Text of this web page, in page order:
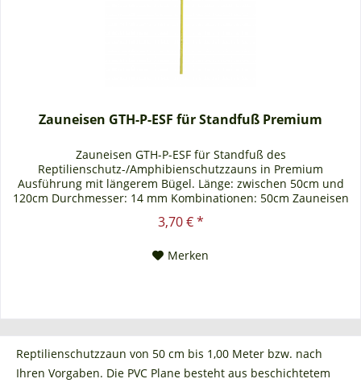
Zauneisen GTH-P-ESF für Standfuß Premium
Zauneisen GTH-P-ESF für Standfuß des
Reptilienschutz-/Amphibienschutzzauns in Premium
Ausführung mit längerem Bügel. Länge: zwischen 50cm und
120cm Durchmesser: 14 mm Kombinationen: 50cm Zauneisen
die selbe Höhe von Zauneisen und Reptilienschutzzaun
dessen...
3,70 € *
Merken
Reptilienschutzzaun von 50 cm bis 1,00 Meter bzw. nach
Ihren Vorgaben. Die PVC Plane besteht aus beschichtetem